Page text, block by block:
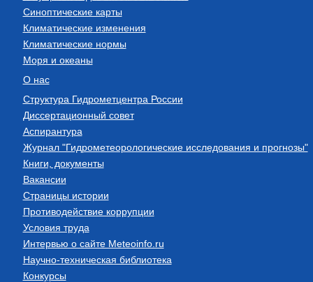
Синоптические карты
Климатические изменения
Климатические нормы
Моря и океаны
О нас
Структура Гидрометцентра России
Диссертационный совет
Аспирантура
Журнал "Гидрометеорологические исследования и прогнозы"
Книги, документы
Вакансии
Страницы истории
Противодействие коррупции
Условия труда
Интервью о сайте Meteoinfo.ru
Научно-техническая библиотека
Конкурсы